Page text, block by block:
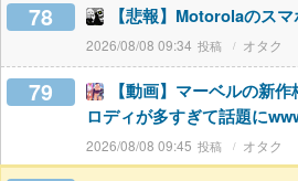
78 【悲報】Motorolaのス
2026/08/08 09:34 オタク
79
【動画】マーベルの新
ロディが多すぎて話題に
2026/08/08 09:45 オタク